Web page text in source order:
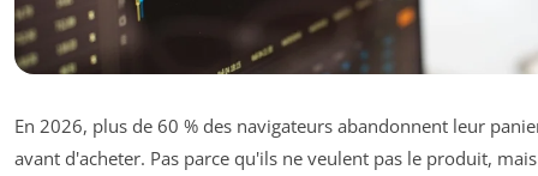
En 2026, plus de 60 % des navigateurs abandonnent leur
avant d'acheter. Pas parce qu'ils ne veulent pas le produit,